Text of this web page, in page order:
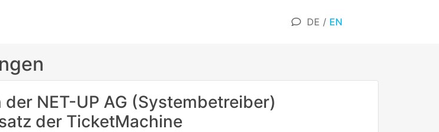
DE / EN
NET-UP AG (Systembetreiber)
der TicketMachine